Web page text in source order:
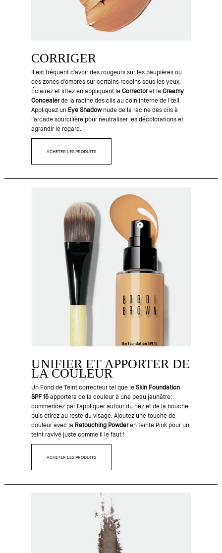
CORRIGER
Il est fréquent d'avoir des rougeurs sur les paupières ou
des zones d'ombres sur certains recoins sous les yeux.
Éclairez et liftez en appliquant le Correctoret le Creamy
Concealerde la racine des cils au coin interne de l'œil.
Appliquez un Eye Shadownude de la racine des cils à
l'arcade sourcilière pour neutraliser les décolorations et
agrandir le regard.
ACHETER LES PRODUITS
UNIFIER ET APPORTER DE
LA COULEUR
Un Fond de Teint correcteur tel que le Skin Foundation
SPF 15apportera de la couleur à une peau jaunâtre;
commencez par l'appliquer autour du nez et de la bouche
puis étirez au reste du visage. Ajoutez une touche de
couleur avec la Retouching Powderen teinte Pink pour un
teint ravivé juste comme il le faut !
ACHETER LES PRODUITS